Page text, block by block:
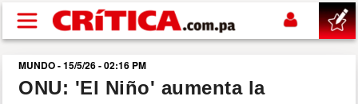
Pasar al contenido principal
buscar
MUNDO - 15/5/26 - 02:16 PM
ONU: 'El Niño' aumenta la